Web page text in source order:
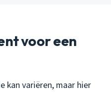
voor een
kan variëren, maar hier